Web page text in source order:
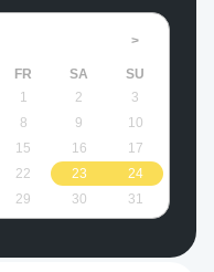
>
FR SA
SU
1
2
3
8 9
10
15 16
17
22 23
24
29 30 31